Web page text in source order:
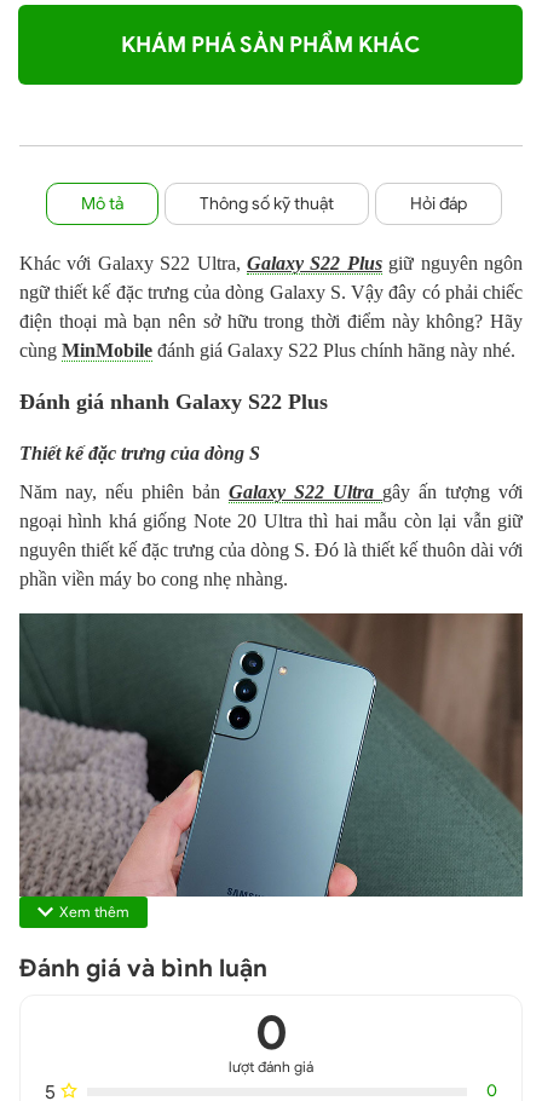
KHÁM PHÁ SẢN PHẨM KHÁC
Mô tả Thông số kỹ thuật Hỏi đáp
Khác với Galaxy S22 Ultra, Galaxy S22 Plusgiữ nguyên ngôn
ngữ thiết kế đặc trưng của dòng Galaxy S. Vậy đây có phải chiếc
điện thoại mà bạn nên sở hữu trong thời điểm này không? Hãy
cùng MinMobile đánh giá Galaxy S22 Plus chính hãng này nhé.
Đánh giá nhanh Galaxy S22 Plus
Thiết kế đặc trưng của dòng S
Năm nay, nếu phiên bản Galaxy S22 Ultra gây ấn tượng với
ngoại hình khá giống Note 20 Ultra thì hai mẫu còn lại vẫn giữ
nguyên thiết kế đặc trưng của dòng S. Đó là thiết kế thuôn dài với
phần viền máy bo cong nhẹ nhàng.
Thiết kế Galaxy S22 Plus chính hãng
Nhìn qua chiếc điện thoại flagship năm nay của nhà
Xem thêm
Đánh giá và bình luận
0
lượt đánh giá
5 0